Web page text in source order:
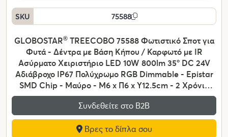
SKU 75588
GLOBOSTAR®TREECOBO 75588 Φωτιστικό Σποτ για
Φυτά - Δέντρα με Βάση Κήπου / Καρφωτό με IR
Ασύρματο Χειριστήριο LED 10W 800lm 35° DC 24V
Αδιάβροχο IP67 Πολύχρωμο RGB Dimmable - Epistar
SMD Chip - Μαύρο - Μ6 x Π6 x Υ12.5cm - 2 Χρόνια
Εγγύηση
Συνδεθείτε στο Β2Β
Βρες το δίπλα σου